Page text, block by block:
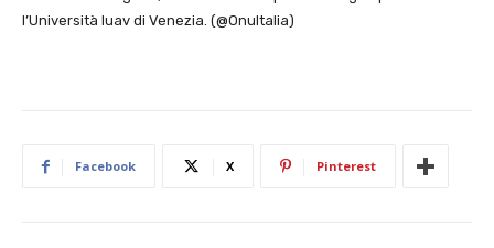
l’Università Iuav di Venezia. (@OnuItalia)
Facebook X Pinterest